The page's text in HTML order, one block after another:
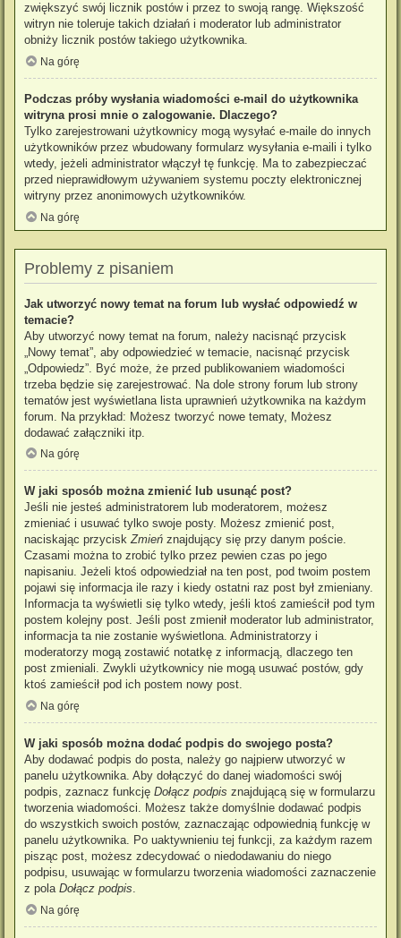
zwiększyć swój licznik postów i przez to swoją rangę. Większość
witryn nie toleruje takich działań i moderator lub administrator
obniży licznik postów takiego użytkownika.
Na górę
Podczas próby wysłania wiadomości e-mail do użytkownika
witryna prosi mnie o zalogowanie. Dlaczego?
Tylko zarejestrowani użytkownicy mogą wysyłać e-maile do innych
użytkowników przez wbudowany formularz wysyłania e-maili i tylko
wtedy, jeżeli administrator włączył tę funkcję. Ma to zabezpieczać
przed nieprawidłowym używaniem systemu poczty elektronicznej
witryny przez anonimowych użytkowników.
Na górę
Problemy z pisaniem
Jak utworzyć nowy temat na forum lub wysłać odpowiedź w
temacie?
Aby utworzyć nowy temat na forum, należy nacisnąć przycisk
„Nowy temat”, aby odpowiedzieć w temacie, nacisnąć przycisk
„Odpowiedz”. Być może, że przed publikowaniem wiadomości
trzeba będzie się zarejestrować. Na dole strony forum lub strony
tematów jest wyświetlana lista uprawnień użytkownika na każdym
forum. Na przykład: Możesz tworzyć nowe tematy, Możesz
dodawać załączniki itp.
Na górę
W jaki sposób można zmienić lub usunąć post?
Jeśli nie jesteś administratorem lub moderatorem, możesz
zmieniać i usuwać tylko swoje posty. Możesz zmienić post,
naciskając przyciskZmień znajdujący się przy danym poście.
Czasami można to zrobić tylko przez pewien czas po jego
napisaniu. Jeżeli ktoś odpowiedział na ten post, pod twoim postem
pojawi się informacja ile razy i kiedy ostatni raz post był zmieniany.
Informacja ta wyświetli się tylko wtedy, jeśli ktoś zamieścił pod tym
postem kolejny post. Jeśli post zmienił moderator lub administrator,
informacja ta nie zostanie wyświetlona. Administratorzy i
moderatorzy mogą zostawić notatkę z informacją, dlaczego ten
post zmieniali. Zwykli użytkownicy nie mogą usuwać postów, gdy
ktoś zamieścił pod ich postem nowy post.
Na górę
W jaki sposób można dodać podpis do swojego posta?
Aby dodawać podpis do posta, należy go najpierw utworzyć w
panelu użytkownika. Aby dołączyć do danej wiadomości swój
podpis, zaznacz funkcję Dołącz podpis znajdującą się w formularzu
tworzenia wiadomości. Możesz także domyślnie dodawać podpis
do wszystkich swoich postów, zaznaczając odpowiednią funkcję w
panelu użytkownika. Po uaktywnieniu tej funkcji, za każdym razem
pisząc post, możesz zdecydować o niedodawaniu do niego
podpisu, usuwając w formularzu tworzenia wiadomości zaznaczenie
z pola Dołącz podpis.
Na górę